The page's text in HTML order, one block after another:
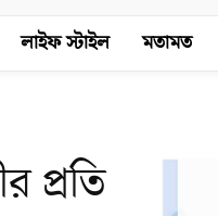
লাইফ স্টাইল মতামত
প্রতি